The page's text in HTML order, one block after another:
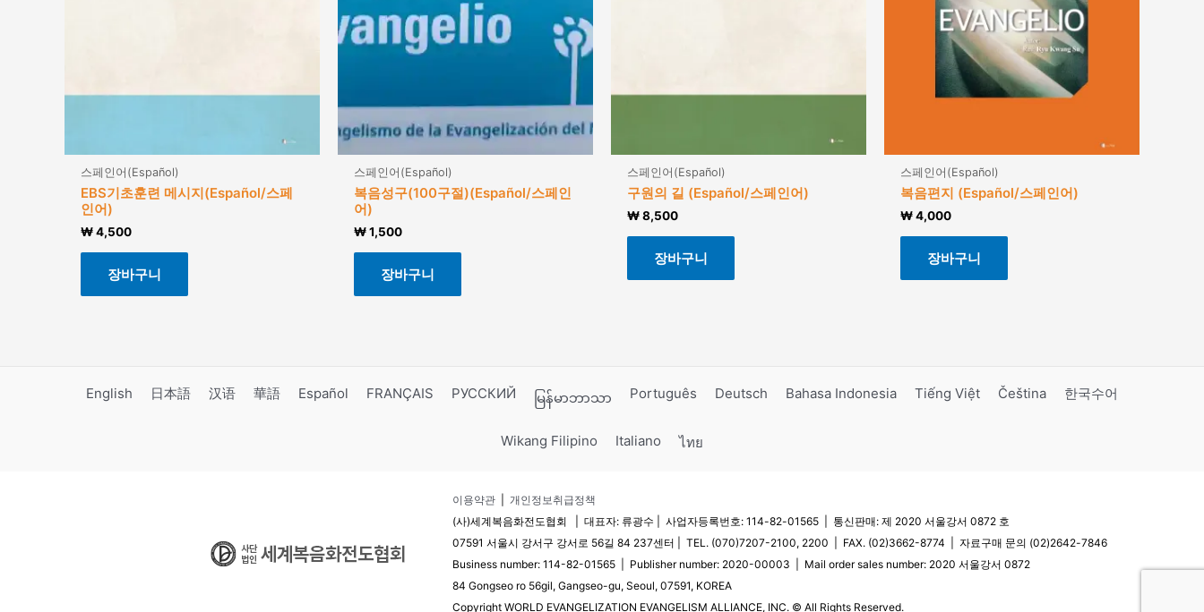
스페인어(Español)
EBS기초훈련 메시지(Español/스페
인어)
₩4,500
장바구니
스페인어(Español)
복음성구(100구절)(Español/스페인
어)
₩1,500
장바구니
스페인어(Español)
구원의 길 (Español/스페인어)
₩8,500
장바구니
스페인어(Español)
복음편지 (Español/스페인어)
₩4,000
장바구니
English 日本語 汉语 華語 Español FRANÇAIS РУССКИЙ မြန်မာဘာသာ Português Deutsch Bahasa Indonesia Tiếng Việt Čeština 한국수어
Wikang Filipino Italiano ไทย
이용약관
개인정보취급정책
(사)세계복음화전도협회 | 대표자: 류광수 | 사업자등록번호: 114-82-01565 | 통신판매: 제 2020 서울강서 0872 호
07591 서울시 강서구 강서로 56길 84 237센터 | TEL. (070)7207-2100, 2200 | FAX. (02)3662-8774 | 자료구매 문의 (02)2642-7846
Business number: 114-82-01565 | Publisher number: 2020-00003 | Mail order sales number: 2020 서울강서 0872
84 Gongseo ro 56gil, Gangseo-gu, Seoul, 07591, KOREA
Copyright WORLD EVANGELIZATION EVANGELISM ALLIANCE, INC. © All Rights Reserved.